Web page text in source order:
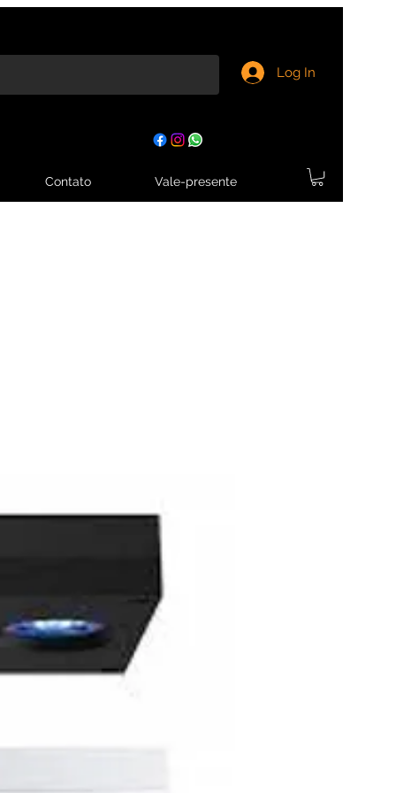
Log In
Contato Vale-presente